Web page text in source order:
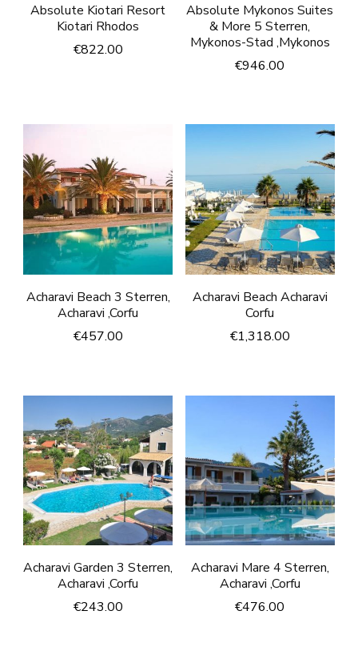
Absolute Kiotari Resort
Kiotari Rhodos
€822.00
Absolute Mykonos Suites
& More 5 Sterren,
Mykonos-Stad ,Mykonos
€946.00
Acharavi Beach 3 Sterren,
Acharavi ,Corfu
€457.00
Acharavi Beach Acharavi
Corfu
€1,318.00
Acharavi Garden 3 Sterren,
Acharavi ,Corfu
€243.00
Acharavi Mare 4 Sterren,
Acharavi ,Corfu
€476.00